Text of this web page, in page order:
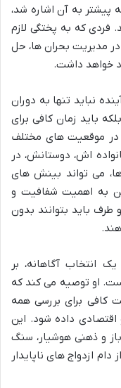
پیشتر به آن اشاره شد،
فردی که به پختگی لازم
در مدیریت بحران ها، حل
خواهد داشت.
نباید تنها به دوران
باید زمان کافی برای
موقعیت های مختلف
اش، دوستانش، در
می تواند بینش های
به اهمیت شفافیت و
باید بتوانند بدون
انتخاب آگاهانه، بر
او توصیه می کند که
کافی برای بررسی همه
اقتصادی داده شود. این
و ذهنی هوشیار، سنگ
ازدواج های ناپایدار